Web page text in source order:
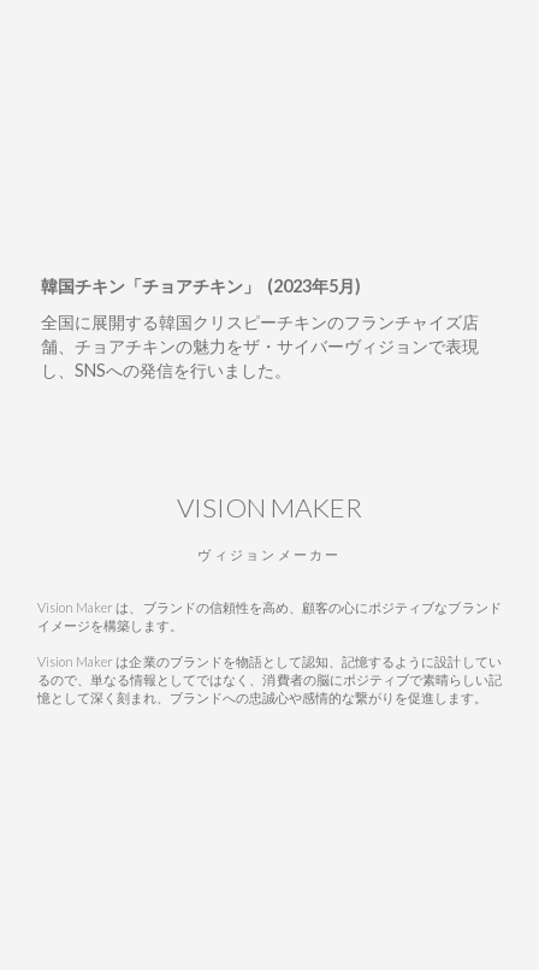
韓国チキン「チョアチキン」 (2023年5月)
全国に展開する韓国クリスピーチキンのフランチャイズ店
舗、チョアチキンの魅力をザ・サイバーヴィジョンで表現
し、SNSへの発信を行いました。
VISION MAKER
ヴィジョンメーカー
Vision Maker は、ブランドの信頼性を高め、顧客の心にポジティブなブランド
イメージを構築します。
Vision Maker は企業のブランドを物語として認知、記憶するように設計してい
るので、単なる情報としてではなく、消費者の脳にポジティブで素晴らしい記
憶として深く刻まれ、ブランドへの忠誠心や感情的な繋がりを促進します。